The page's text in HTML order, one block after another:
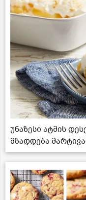
უნაზესი ატმის
მზადდება